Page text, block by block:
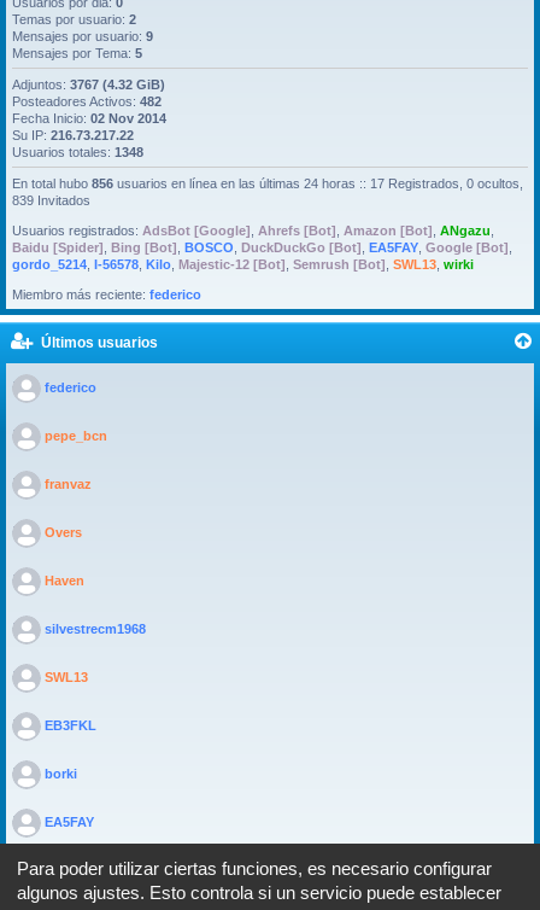
Temas por usuario: 2
Mensajes por usuario: 9
Mensajes por Tema: 5
Adjuntos: 3767 (4.32 GiB)
Posteadores Activos: 482
Fecha Inicio: 02 Nov 2014
Su IP: 216.73.217.22
Usuarios totales: 1348
En total hubo 856 usuarios en línea en las últimas 24 horas :: 17 Registrados, 0 ocultos,
839 Invitados
Usuarios registrados: AdsBot [Google] Ahrefs [Bot] Amazon [Bot] ANgazu
Baidu [Spider] Bing [Bot] BOSCO DuckDuckGo [Bot] EA5FAY Google [Bot]
gordo_5214 I-56578 Kilo Majestic-12 [Bot] Semrush [Bot] SWL13 wirki
Miembro más reciente: federico
Últimos usuarios
> federico
> pepe_bcn
> franvaz
> Overs
> Haven
> silvestrecm1968
> SWL13
> EB3FKL
> borki
> EA5FAY
Portal Foro Todos los horarios sonUTC+02:00
Para poder utilizar ciertas funciones, es necesario configurar
algunos ajustes. Esto controla si un servicio puede establecer